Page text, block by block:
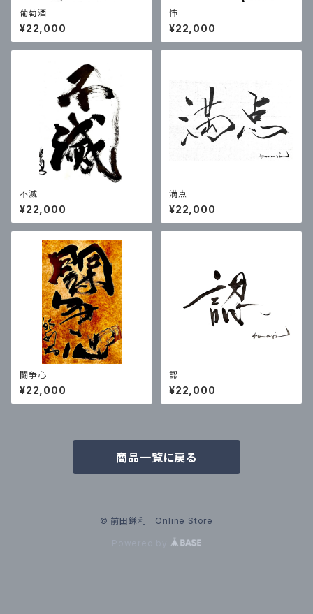
葡萄酒
¥22,000
怖
¥22,000
不滅
¥22,000
満点
¥22,000
闘争心
¥22,000
認
¥22,000
商品一覧に戻る
© 前田鎌利 Online Store